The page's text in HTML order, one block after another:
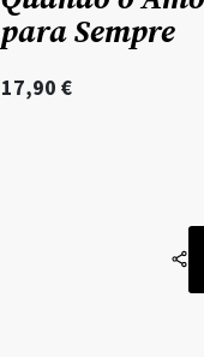
para Sempre
17,90 €